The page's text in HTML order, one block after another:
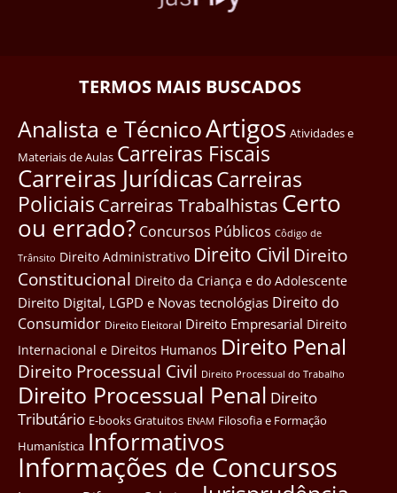
TERMOS MAIS BUSCADOS
Analista e TécnicoArtigos Atividades e
Materiais de Aulas Carreiras Fiscais
Carreiras JurídicasCarreiras
Policiais Carreiras Trabalhistas Certo
ou errado? Concursos Públicos Côdigo de
Trânsito Direito Administrativo Direito Civil Direito
Constitucional Direito da Criança e do Adolescente
Direito Digital, LGPD e Novas tecnológias Direito do
Consumidor Direito Eleitoral Direito Empresarial Direito
Internacional e Direitos Humanos Direito Penal
Direito Processual Civil Direito Processual do Trabalho
Direito Processual Penal Direito
Tributário E-books Gratuitos ENAM Filosofia e Formação
Humanística Informativos
Informações de Concursos